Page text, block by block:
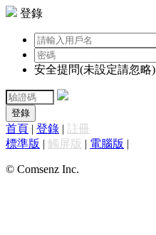
登錄
安全提問(未設定請忽略)
登錄
首頁 | 登錄 | 註冊
標準版 | 觸屏版 | 電腦版 |
© Comsenz Inc.